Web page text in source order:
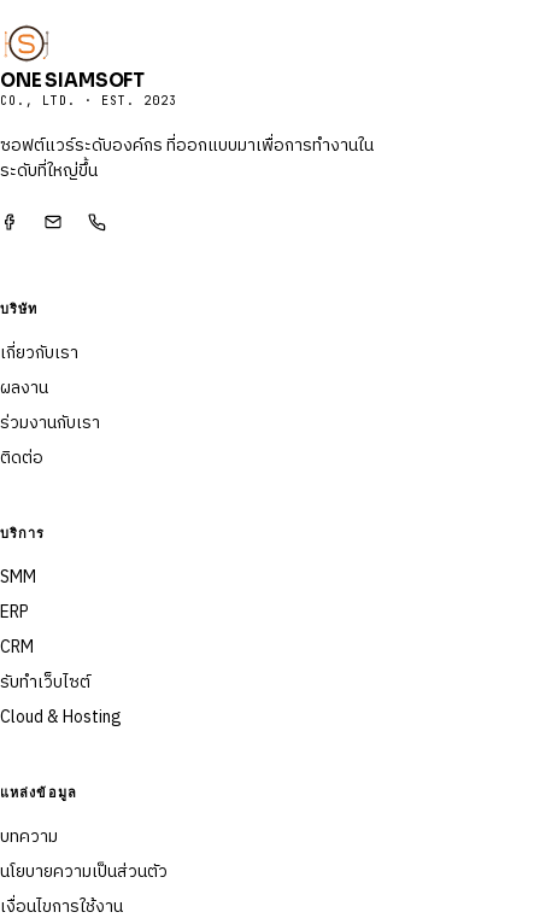
ONE SIAMSOFT
CO., LTD. · EST. 2023
ซอฟต์แวร์ระดับองค์กร ที่ออกแบบมาเพื่อการทำงานใน
ระดับที่ใหญ่ขึ้น
บริษัท
เกี่ยวกับเรา
ผลงาน
ร่วมงานกับเรา
ติดต่อ
บริการ
SMM
ERP
CRM
รับทำเว็บไซต์
Cloud & Hosting
แหล่งข้อมูล
บทความ
นโยบายความเป็นส่วนตัว
เงื่อนไขการใช้งาน